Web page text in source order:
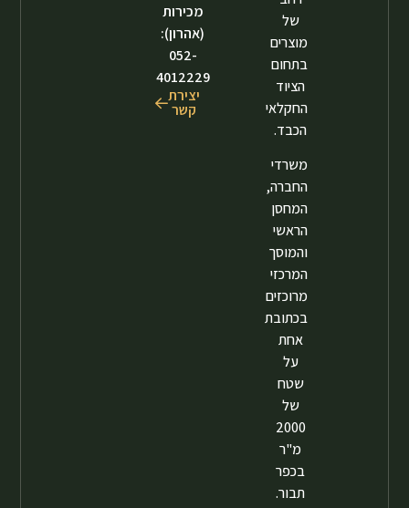
של
מוצרים
בתחום
הציוד
החקלאי
הכבד.
משרדי
החברה,
המחסן
הראשי
והמוסך
המרכזי
מרוכזים
בכתובת
אחת
על
שטח
של
2000
מ"ר
בכפר
תבור.
מכירות
(אהרון):
052-
4012229
יצירת
קשר